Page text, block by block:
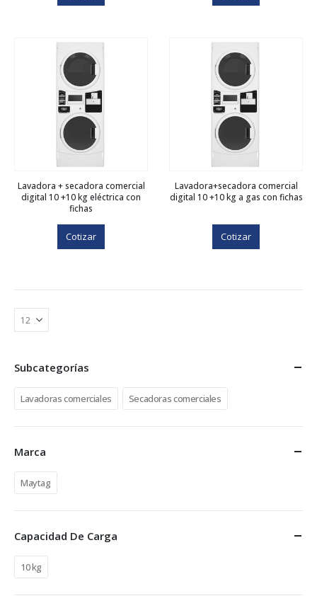
Lavadora + secadora comercial
digital 10 +10 kg eléctrica con
fichas
Cotizar
Lavadora+secadora comercial
digital 10 +10 kg a gas con fichas
Cotizar
Subcategorías
Lavadoras comerciales Secadoras comerciales
Marca
Maytag
Capacidad De Carga
10 kg